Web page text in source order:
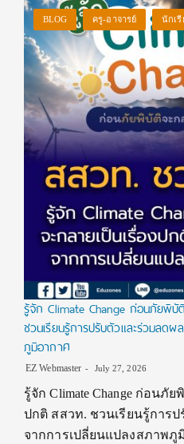
BLOG ครู-อาจารย์ นักเ
รู้จัก Climate Change ก่อนภัยพิบั
ชวนเรียนรู้การปรับตัวและร่วมลด
ภูมิอากาศ
EZ Webmaster July 27, 2026
รู้จัก Climate Change ก่อนภั
ปกติ สสวท. ชวนเรียนรู้การ
จากการเปลี่ยนแปลง